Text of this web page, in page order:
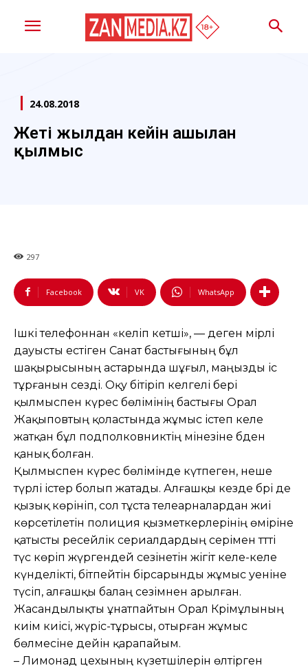
24.08.2018
Жеті жылдан кейін ашылған
қылмыс
297
Facebook VK WhatsApp
Ішкі телефоннан «келіп кетші», — деген әмірлі
дауысты естіген Санат бастығының бұл
шақырысының астарында шұғыл, маңызды іс
тұрғанын сезді. Оқу бітіріп келгелі бері
қылмыспен күрес бөлі­мінің бастығы Орал
Жақыповтың қол­астында жұмыс істеп келе
жатқан бұл подполковниктің мінезіне әбден
қанық болған.
Қылмыспен күрес бөлімінде күтпеген, неше
түрлі істер болып жатады. Алғашқы кезде бәрі де
қызық көрініп, сол тұста телеарналардан жиі
көрсетілетін полиция қызметкерлерінің өміріне
қатысты ресей­лік сериалдардың әсерімен тәтті
түс көріп жүргендей сезінетін жігіт келе-келе
күнделікті, бітпейтін бірсарынды жұмыс әуеніне
түсіп, алғашқы балаң сезімнен арылған.
Жасандылықты ұнатпайтын Орал Кәрімұлының
киім киісі, жүріс-тұрысы, отырған жұмыс
бөлмесіне дейін қара­пайым.
– Лимонад цехының күзетшілерін өлтірген